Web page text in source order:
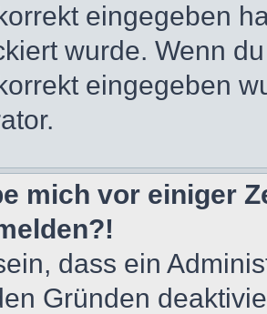
eingegeben
wurde. Wenn
eingegeben
mich vor einiger
dass ein
Gründen